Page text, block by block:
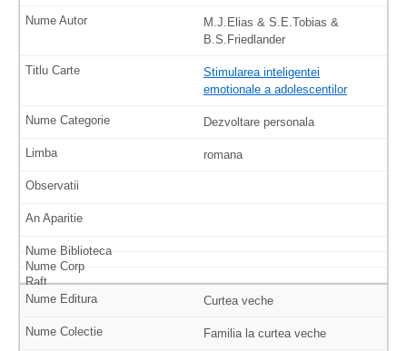
M.J.Elias & S.E.Tobias &
B.S.Friedlander
Stimularea inteligentei
emotionale a adolescentilor
Dezvoltare personala
romana
Curtea veche
Familia la curtea veche